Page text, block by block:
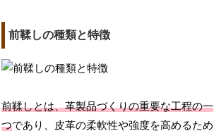
前鞣しの種類と特徴
前鞣しとは、革製品づくりの重要な工程の一
つであり、皮革の柔軟性や強度を高めるため